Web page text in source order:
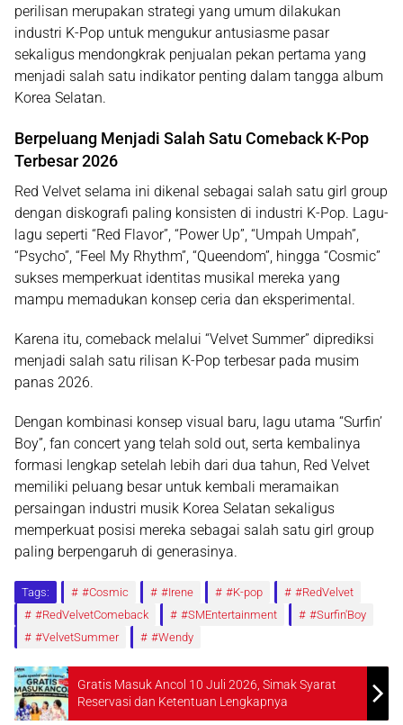
perilisan merupakan strategi yang umum dilakukan
industri K-Pop untuk mengukur antusiasme pasar
sekaligus mendongkrak penjualan pekan pertama yang
menjadi salah satu indikator penting dalam tangga album
Korea Selatan.
Berpeluang Menjadi Salah Satu Comeback K-Pop
Terbesar 2026
Red Velvet selama ini dikenal sebagai salah satu girl group
dengan diskografi paling konsisten di industri K-Pop. Lagu-
lagu seperti “Red Flavor” “Power Up” “Umpah Umpah”
“Psycho” “Feel My Rhythm” “Queendom” , hingga “Cosmic”
sukses memperkuat identitas musikal mereka yang
mampu memadukan konsep ceria dan eksperimental.
Karena itu, comeback melalui “Velvet Summer” diprediksi
menjadi salah satu rilisan K-Pop terbesar pada musim
panas 2026.
Dengan kombinasi konsep visual baru, lagu utama “Surfin’
Boy” , fan concert yang telah sold out, serta kembalinya
formasi lengkap setelah lebih dari dua tahun, Red Velvet
memiliki peluang besar untuk kembali meramaikan
persaingan industri musik Korea Selatan sekaligus
memperkuat posisi mereka sebagai salah satu girl group
paling berpengaruh di generasinya.
Tags: #Cosmic #Irene #K-pop
#RedVelvet
#RedVelvetComeback
#SMEntertainment
#Surfin'Boy
#VelvetSummer
#Wendy
Gratis Masuk Ancol 10 Juli 2026, Simak Syarat
Reservasi dan Ketentuan Lengkapnya